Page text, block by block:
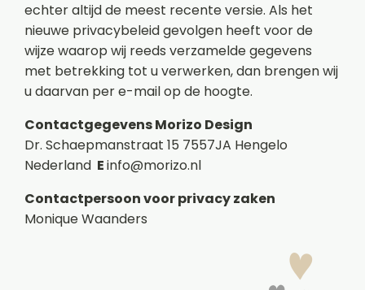
echter altijd de meest recente versie. Als het
nieuwe privacybeleid gevolgen heeft voor de
wijze waarop wij reeds verzamelde gegevens
met betrekking tot u verwerken, dan brengen wij
u daarvan per e-mail op de hoogte.
ContactgegevensMorizo Design
Dr. Schaepmanstraat 15 7557JA Hengelo
Nederland Einfo@morizo.nl
Contactpersoon voor privacy zaken
Monique Waanders